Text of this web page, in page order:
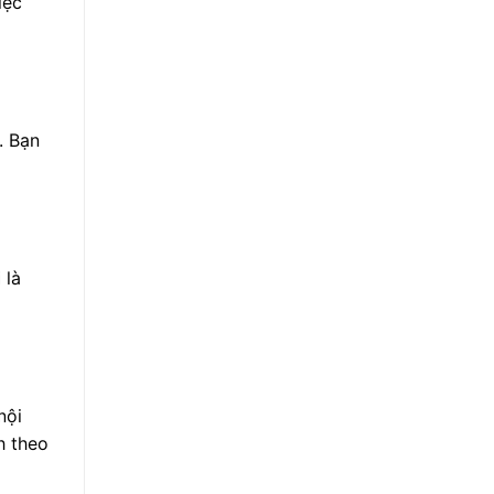
Bạn
là
theo